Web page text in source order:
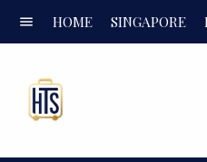
menu HOME SINGAPORE